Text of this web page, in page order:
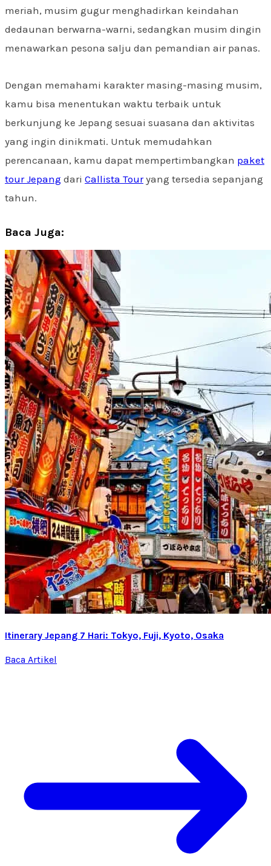
meriah, musim gugur menghadirkan keindahan
dedaunan berwarna-warni, sedangkan musim dingin
menawarkan pesona salju dan pemandian air panas.
Dengan memahami karakter masing-masing musim,
kamu bisa menentukan waktu terbaik untuk
berkunjung ke Jepang sesuai suasana dan aktivitas
yang ingin dinikmati. Untuk memudahkan
perencanaan, kamu dapat mempertimbangkan paket
tour Jepang dari Callista Touryang tersedia sepanjang
tahun.
Baca Juga:
Itinerary Jepang 7 Hari: Tokyo, Fuji, Kyoto, Osaka
Baca Artikel